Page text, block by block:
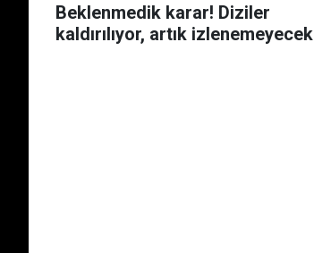
Beklenmedik karar! Diziler
kaldırılıyor, artık izlenemeyecek